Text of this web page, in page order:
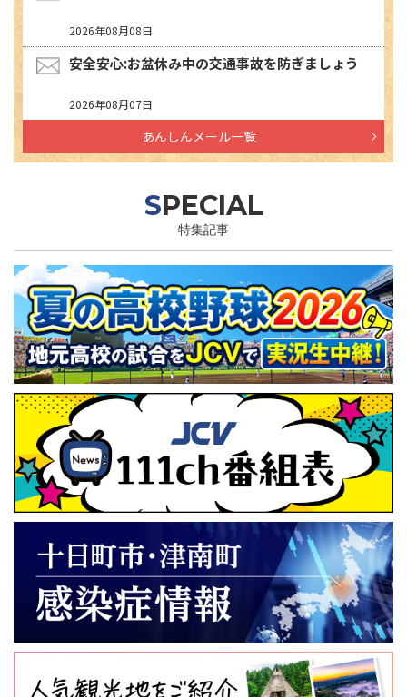
2026年08月08日
安全安心:お盆休み中の交通事故を防ぎましょう
2026年08月07日
あんしんメール一覧
SPECIAL
特集記事